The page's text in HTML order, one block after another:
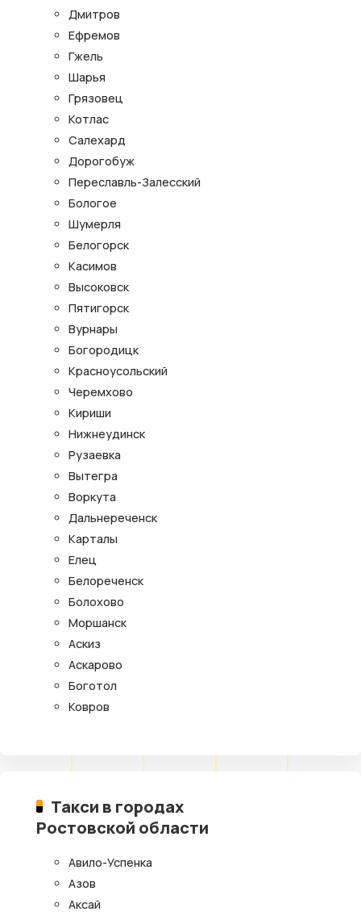
Дмитров
Ефремов
Гжель
Шарья
Грязовец
Котлас
Салехард
Дорогобуж
Переславль-Залесский
Бологое
Шумерля
Белогорск
Касимов
Высоковск
Пятигорск
Вурнары
Богородицк
Красноусольский
Черемхово
Кириши
Нижнеудинск
Рузаевка
Вытегра
Воркута
Дальнереченск
Карталы
Елец
Белореченск
Болохово
Моршанск
Аскиз
Аскарово
Боготол
Ковров
Такси в городах
Ростовской области
Авило-Успенка
Азов
Аксай